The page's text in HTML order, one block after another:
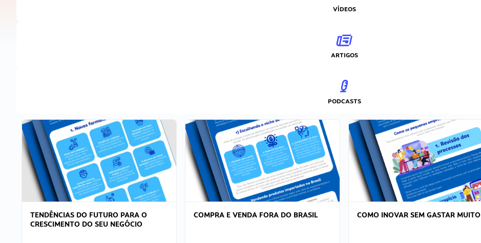
VÍDEOS
ARTIGOS
PODCASTS
TENDÊNCIAS DO FUTURO PARA O
CRESCIMENTO DO SEU NEGÓCIO
COMPRA E VENDA FORA DO BRASIL COMO INOVAR SEM GASTAR MUITO